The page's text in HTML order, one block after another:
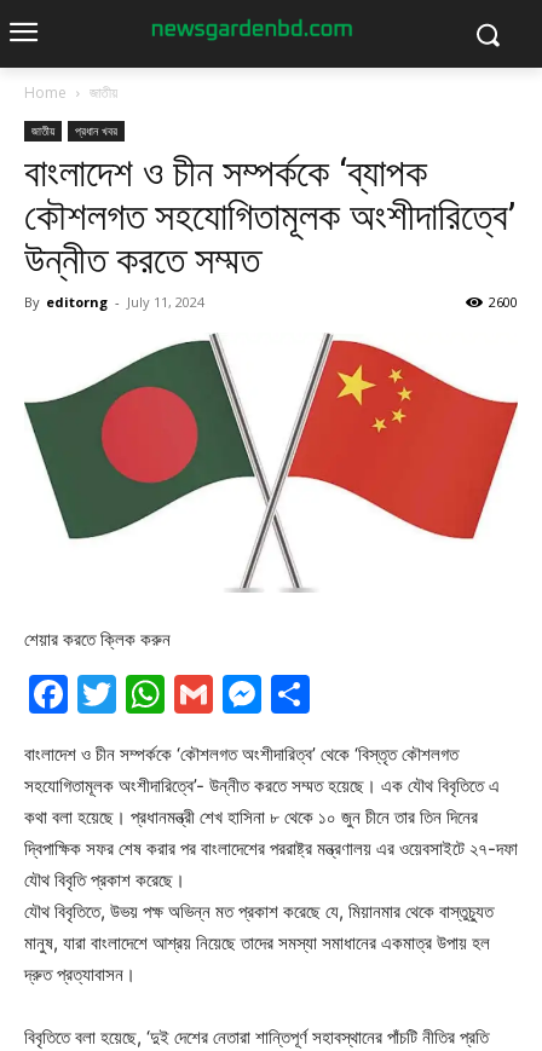
Home জাতীয়
জাতীয় প্রধান খবর
বাংলাদেশ ও চীন সম্পর্ককে ‘ব্যাপক
কৌশলগত সহযোগিতামূলক অংশীদারিত্বে’
উন্নীত করতে সম্মত
By editorng - July 11, 2024 2600
শেয়ার করতে ক্লিক করুন
Facebook
Twitter
WhatsApp
GmailMessenger
বাংলাদেশ ও চীন সম্পর্ককে ‘কৌশলগত অংশীদারিত্ব’ থেকে ‘বিস্তৃত কৌশলগত
সহযোগিতামূলক অংশীদারিত্বে’- উন্নীত করতে সম্মত হয়েছে। এক যৌথ বিবৃতিতে এ
কথা বলা হয়েছে। প্রধানমন্ত্রী শেখ হাসিনা ৮ থেকে ১০ জুন চীনে তার তিন দিনের
দ্বিপাক্ষিক সফর শেষ করার পর বাংলাদেশের পররাষ্ট্র মন্ত্রণালয় এর ওয়েবসাইটে ২৭-দফা
যৌথ বিবৃতি প্রকাশ করেছে।
যৌথ বিবৃতিতে, উভয় পক্ষ অভিন্ন মত প্রকাশ করেছে যে, মিয়ানমার থেকে বাস্তুচ্যুত
মানুষ, যারা বাংলাদেশে আশ্রয় নিয়েছে তাদের সমস্যা সমাধানের একমাত্র উপায় হল
দ্রুত প্রত্যাবাসন।
বিবৃতিতে বলা হয়েছে, ‘দুই দেশের নেতারা শান্তিপূর্ণ সহাবস্থানের পাঁচটি নীতির প্রতি